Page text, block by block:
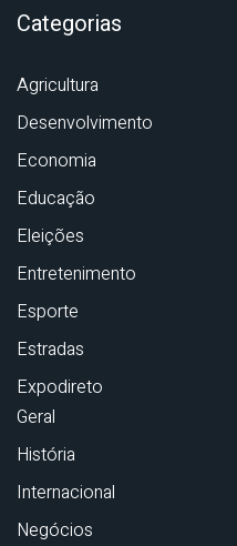
Categorias
Agricultura
Desenvolvimento
Economia
Educação
Eleições
Entretenimento
Esporte
Estradas
Expodireto
Geral
História
Internacional
Negócios